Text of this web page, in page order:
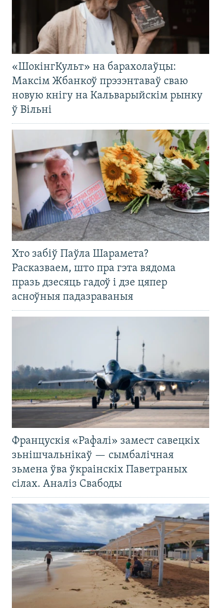
«ШокінгКульт» на барахолаўцы:
Максім Жбанкоў прэзэнтаваў сваю
новую кнігу на Кальварыйскім рынку
ў Вільні
Хто забіў Паўла Шарамета?
Расказваем, што пра гэта вядома
празь дзесяць гадоў і дзе цяпер
асноўныя падазраваныя
Францускія «Рафалі» замест савецкіх
зьнішчальнікаў — сымбалічная
зьмена ўва ўкраінскіх Паветраных
сілах. Аналіз Свабоды